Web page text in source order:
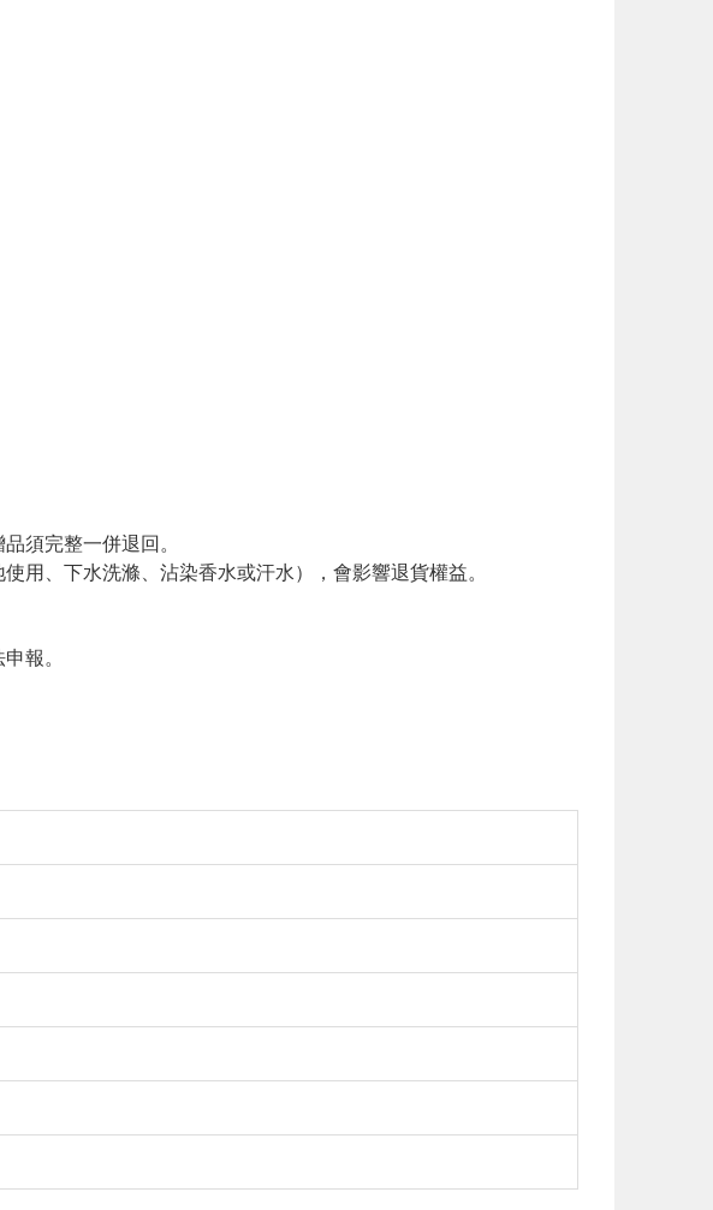
須完整一併退回。
、下水洗滌、沾染香水或汗水），會影響退貨權益。
報。